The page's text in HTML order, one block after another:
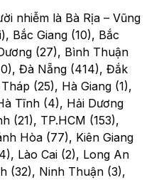
nhiễm là Bà Rịa – Vũng
Bắc Giang (10), Bắc
(27), Bình Thuận
Đà Nẵng (414), Đắk
(25), Hà Giang (1),
Tĩnh (4), Hải Dương
(21), TP.HCM (153),
Hòa (77), Kiên Giang
Lào Cai (2), Long An
(32), Ninh Thuận (3),